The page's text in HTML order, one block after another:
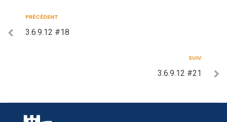
PRÉCÉDENT
3.6.9.12 #18
SUIV
3.6.9.12 #21